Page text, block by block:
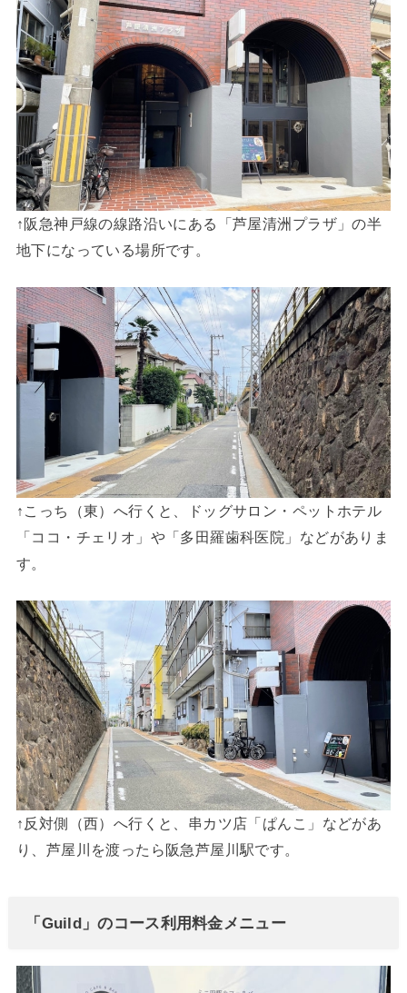
↑阪急神戸線の線路沿いにある「芦屋清洲プラザ」の半
地下になっている場所です。
↑こっち（東）へ行くと、ドッグサロン・ペットホテル
「ココ・チェリオ」や「多田羅歯科医院」などがありま
す。
↑反対側（西）へ行くと、串カツ店「ぱんこ」などがあ
り、芦屋川を渡ったら阪急芦屋川駅です。
「Guild」のコース利用料金メニュー